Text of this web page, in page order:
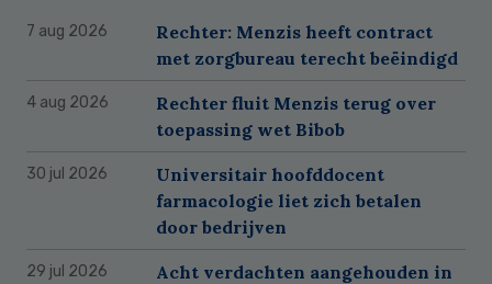
7 aug 2026
Rechter: Menzis heeft contract
met zorgbureau terecht beëindigd
4 aug 2026
Rechter fluit Menzis terug over
toepassing wet Bibob
30 jul 2026
Universitair hoofddocent
farmacologie liet zich betalen
door bedrijven
29 jul 2026
Acht verdachten aangehouden in